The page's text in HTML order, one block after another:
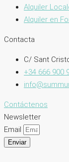
Alquiler
Alquiler en
Contacta
C/ Sant
+34 666 900
Contáctenos
Newsletter
Email
Enviar